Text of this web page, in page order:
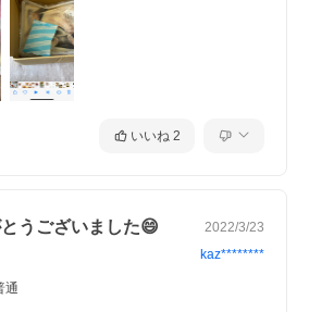
いいね 2
うございました😄 2022/3/23
kaz********
通